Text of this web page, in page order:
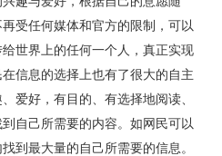
受任何媒体和官方的限制，可以
世界上的任何一个人，真正实现
信息的选择上也有了很大的自主
爱好，有目的、有选择地阅读、
自己所需要的内容。如网民可以
到最大量的自己所需要的信息。